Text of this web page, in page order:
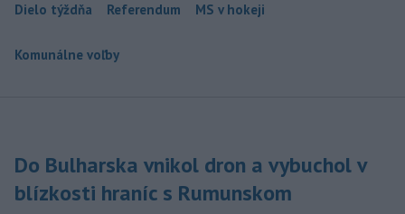
Dielo týždňa Referendum MS v hokeji
Komunálne voľby
Do Bulharska vnikol dron a vybuchol v
blízkosti hraníc s Rumunskom